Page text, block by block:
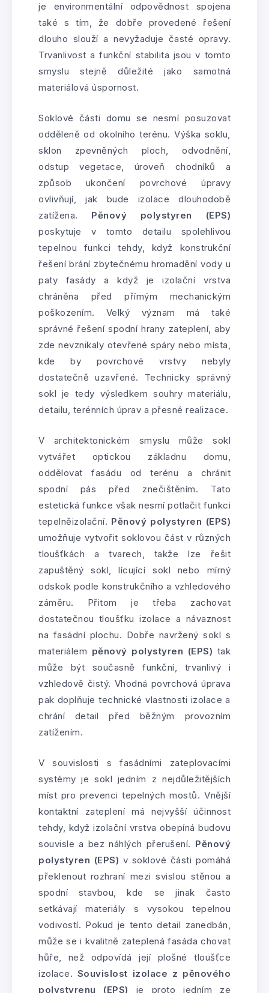
je environmentální odpovědnost spojena
také s tím, že dobře provedené řešení
dlouho slouží a nevyžaduje časté opravy.
Trvanlivost a funkční stabilita jsou v tomto
smyslu stejně důležité jako samotná
materiálová úspornost.
Soklové části domu se nesmí posuzovat
odděleně od okolního terénu. Výška soklu,
sklon zpevněných ploch, odvodnění,
odstup vegetace, úroveň chodníků a
způsob ukončení povrchové úpravy
ovlivňují, jak bude izolace dlouhodobě
zatížena. Pěnový polystyren (EPS)
poskytuje v tomto detailu spolehlivou
tepelnou funkci tehdy, když konstrukční
řešení brání zbytečnému hromadění vody u
paty fasády a když je izolační vrstva
chráněna před přímým mechanickým
poškozením. Velký význam má také
správné řešení spodní hrany zateplení, aby
zde nevznikaly otevřené spáry nebo místa,
kde by povrchové vrstvy nebyly
dostatečně uzavřené. Technicky správný
sokl je tedy výsledkem souhry materiálu,
detailu, terénních úprav a přesné realizace.
V architektonickém smyslu může sokl
vytvářet optickou základnu domu,
oddělovat fasádu od terénu a chránit
spodní pás před znečištěním. Tato
estetická funkce však nesmí potlačit funkci
tepelněizolační. Pěnový polystyren (EPS)
umožňuje vytvořit soklovou část v různých
tloušťkách a tvarech, takže lze řešit
zapuštěný sokl, lícující sokl nebo mírný
odskok podle konstrukčního a vzhledového
záměru. Přitom je třeba zachovat
dostatečnou tloušťku izolace a návaznost
na fasádní plochu. Dobře navržený sokl s
materiálem pěnový polystyren (EPS) tak
může být současně funkční, trvanlivý i
vzhledově čistý. Vhodná povrchová úprava
pak doplňuje technické vlastnosti izolace a
chrání detail před běžným provozním
zatížením.
V souvislosti s fasádními zateplovacími
systémy je sokl jedním z nejdůležitějších
míst pro prevenci tepelných mostů. Vnější
kontaktní zateplení má nejvyšší účinnost
tehdy, když izolační vrstva obepíná budovu
souvisle a bez náhlých přerušení. Pěnový
polystyren (EPS) v soklové části pomáhá
překlenout rozhraní mezi svislou stěnou a
spodní stavbou, kde se jinak často
setkávají materiály s vysokou tepelnou
vodivostí. Pokud je tento detail zanedbán,
může se i kvalitně zateplená fasáda chovat
hůře, než odpovídá její plošné tloušťce
izolace. Souvislost izolace z pěnového
polystyrenu (EPS)
je proto jedním ze